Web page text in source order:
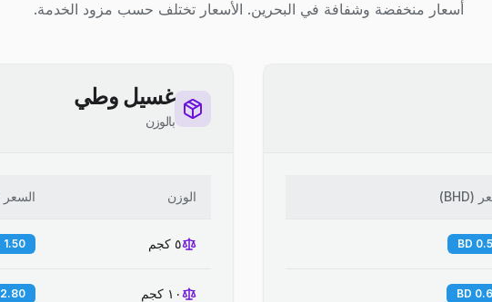
أسعار منخفضة وشفافة في البحرين. الأسعار تختلف حسب مزود الخدمة.
(
BHD
)
0.50
0.60
غسيل وطي
بالوزن
الوزن السعر
٥ كجم 1.50 - 2.00 BD
١٠ كجم 2.80 - 3.50 BD